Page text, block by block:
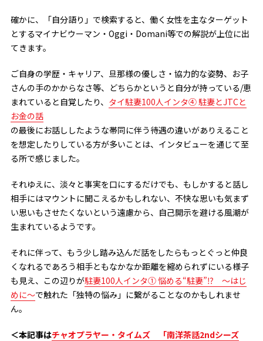
確かに、「自分語り」で検索すると、働く女性を主なターゲット
とするマイナビウーマン・Oggi・Domani等での解説が上位に出
てきます。
ご自身の学歴・キャリア、旦那様の優しさ・協力的な姿勢、お子
さんの手のかからなさ等、どちらかというと自分が持っている/恵
まれていると自覚したり、 タイ駐妻100人インタ④ 駐妻とJTCと
お金の話
の最後にお話ししたような帯同に伴う待遇の違いがありえること
を想定したりしている方が多いことは、インタビューを通じて至
る所で感じました。
それゆえに、淡々と事実を口にするだけでも、もしかすると話し
相手にはマウントに聞こえるかもしれない、不快な思いも気まず
い思いもさせたくないという遠慮から、自己開示を避ける風潮が
生まれているようです。
それに伴って、もう少し踏み込んだ話をしたらもっとぐっと仲良
くなれるであろう相手ともなかなか距離を縮められずにいる様子
も見え、この辺りが駐妻100人インタ① 悩める“駐妻”⁉ ～はじ
めに～で触れた「独特の悩み」に繋がることなのかもしれませ
ん。
＜本記事はチャオプラヤー・タイムズ 「南洋茶話2ndシーズ